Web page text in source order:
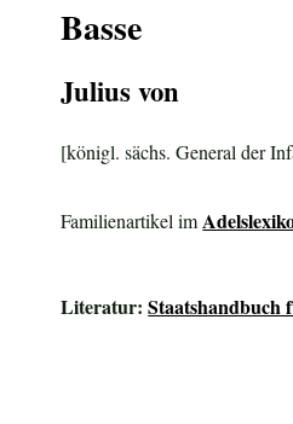
Basse
Julius von
[königl. sächs. General der
Familienartikel im
Literatur:Staatshandbuch